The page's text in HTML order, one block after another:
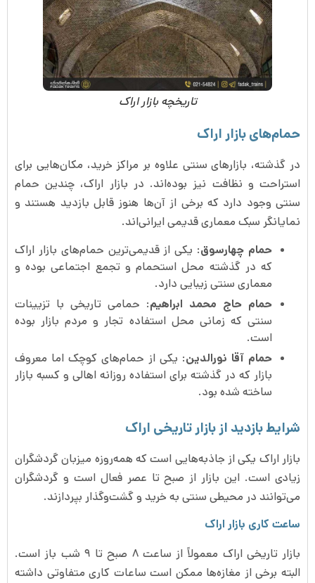
تاریخچه بازار اراک
حمام‌های بازار اراک
در گذشته، بازارهای سنتی علاوه بر مراکز خرید، مکان‌هایی برای
استراحت و نظافت نیز بوده‌اند. در بازار اراک، چندین حمام
سنتی وجود دارد که برخی از آن‌ها هنوز قابل بازدید هستند و
نمایانگر سبک معماری قدیمی ایرانی‌اند.
حمام چهارسوق: یکی از قدیمی‌ترین حمام‌های بازار اراک
که در گذشته محل استحمام و تجمع اجتماعی بوده و
معماری سنتی زیبایی دارد.
حمام حاج محمد ابراهیم: حمامی تاریخی با تزیینات
سنتی که زمانی محل استفاده تجار و مردم بازار بوده
است.
حمام آقا نورالدین: یکی از حمام‌های کوچک اما معروف
بازار که در گذشته برای استفاده روزانه اهالی و کسبه بازار
ساخته شده بود.
شرایط بازدید از بازار تاریخی اراک
بازار اراک یکی از جاذبه‌هایی است که همه‌روزه میزبان گردشگران
زیادی است. این بازار از صبح تا عصر فعال است و گردشگران
می‌توانند در محیطی سنتی به خرید و گشت‌وگذار بپردازند.
ساعت کاری بازار اراک
بازار تاریخی اراک معمولاً از ساعت ۸ صبح تا ۹ شب باز است.
البته برخی از مغازه‌ها ممکن است ساعات کاری متفاوتی داشته